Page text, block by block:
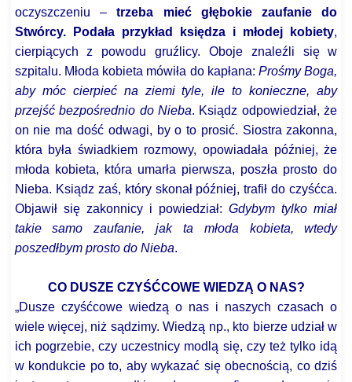
oczyszczeniu –trzeba mieć głębokie zaufanie do
Stwórcy. Podała przykład księdza i młodej kobiety,
cierpiących z powodu gruźlicy. Oboje znaleźli się w
szpitalu. Młoda kobieta mówiła do kapłana:Prośmy Boga,
aby móc cierpieć na ziemi tyle, ile to konieczne, aby
przejść bezpośrednio do Nieba. Ksiądz odpowiedział, że
on nie ma dość odwagi, by o to prosić. Siostra zakonna,
która była świadkiem rozmowy, opowiadała później, że
młoda kobieta, która umarła pierwsza, poszła prosto do
Nieba. Ksiądz zaś, który skonał później, trafił do czyśćca.
Objawił się zakonnicy i powiedział:Gdybym tylko miał
takie samo zaufanie, jak ta młoda kobieta, wtedy
poszedłbym prosto do Nieba.
CO DUSZE CZYŚĆCOWE WIEDZĄ O NAS?
„Dusze czyśćcowe wiedzą o nas i naszych czasach o
wiele więcej, niż sądzimy. Wiedzą np., kto bierze udział w
ich pogrzebie, czy uczestnicy modlą się, czy też tylko idą
w kondukcie po to, aby wykazać się obecnością, co dziś